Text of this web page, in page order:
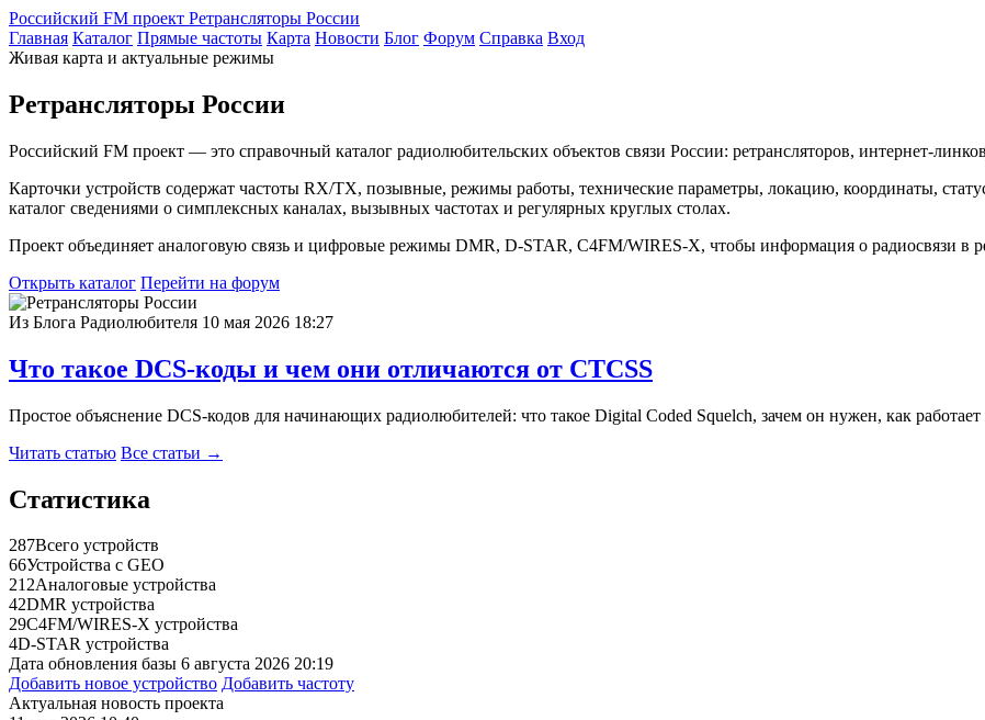
Российский FM проект Ретрансляторы России
Главная Каталог Прямые частоты Карта Новости Блог Форум Справка Вход
Живая карта и актуальные режимы
Ретрансляторы России
Российский FM проект — это справочный каталог радиолюбительских объектов связи России: ретрансляторов, интернет-
Карточки устройств содержат частоты RX/TX, позывные, режимы работы, технические параметры, локацию, координаты,
каталог сведениями о симплексных каналах, вызывных частотах и регулярных круглых столах.
Проект объединяет аналоговую связь и цифровые режимы DMR, D-STAR, C4FM/WIRES-X, чтобы информация о радиосвязи в
Открыть каталог Перейти на форум
Из Блога Радиолюбителя 10 мая 2026 18:27
Что такое DCS-коды и чем они отличаются от CTCSS
Простое объяснение DCS-кодов для начинающих радиолюбителей: что такое Digital Coded Squelch, зачем он нужен, как работает
Читать статью Все статьи →
Статистика
287Всего устройств
66Устройства с GEO
212Аналоговые устройства
42DMR устройства
29C4FM/WIRES-X устройства
4D-STAR устройства
Дата обновления базы 6 августа 2026 20:19
Добавить новое устройство Добавить частоту
Актуальная новость проекта